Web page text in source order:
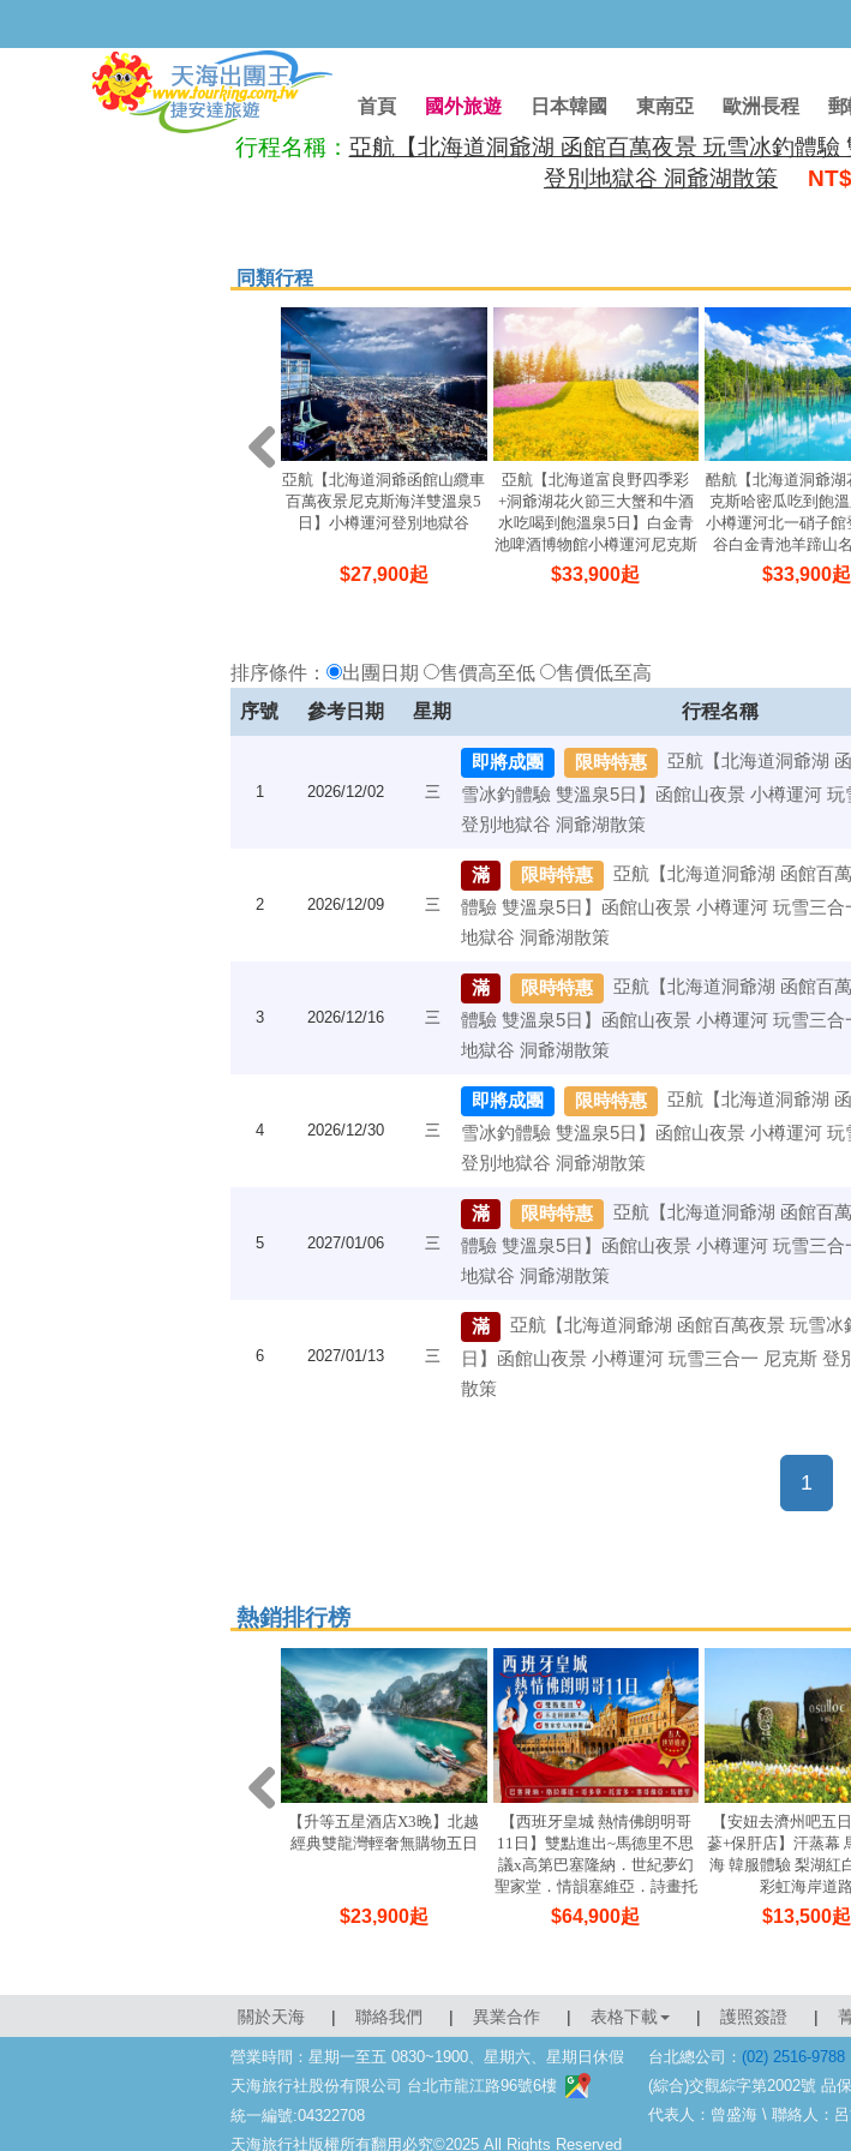
首頁 國外旅遊 日本韓國 東南亞 歐洲長程 郵
行程名稱： 亞航【北海道洞爺湖 函館百萬夜景 玩雪冰釣體
登別地獄谷 洞爺湖散策
同類行程
亞航【北海道洞爺函館山纜車
百萬夜景尼克斯海洋雙溫泉5
日】小樽運河登別地獄谷
$27,900起
亞航【北海道富良野四季彩
+洞爺湖花火節三大蟹和牛酒
水吃喝到飽溫泉5日】白金青
池啤酒博物館小樽運河尼克斯
海洋公園
$33,900起
酷航【北海道洞爺湖
克斯哈密瓜吃到飽溫
小樽運河北一硝子館
谷白金青池羊蹄山
$33,900起
排序條件： 出團日期 售價高至低
售價低至高
序號
參考日期 星期 行程名稱
1 2026/12/02 三
即將成團 限時特惠
亞航【北海道洞爺湖
雪冰釣體驗 雙溫泉5日】函館山夜景 小樽運河
登別地獄谷 洞爺湖散策
2 2026/12/09 三
滿 限時特惠
亞航【北海道洞爺湖 函館百
體驗 雙溫泉5日】函館山夜景 小樽運河 玩雪三合
地獄谷 洞爺湖散策
3 2026/12/16 三
滿 限時特惠
亞航【北海道洞爺湖 函館百
體驗 雙溫泉5日】函館山夜景 小樽運河 玩雪三合
地獄谷 洞爺湖散策
4 2026/12/30 三
即將成團 限時特惠
亞航【北海道洞爺湖
雪冰釣體驗 雙溫泉5日】函館山夜景 小樽運河
登別地獄谷 洞爺湖散策
5 2027/01/06 三
滿 限時特惠
亞航【北海道洞爺湖 函館百
體驗 雙溫泉5日】函館山夜景 小樽運河 玩雪三合
地獄谷 洞爺湖散策
6 2027/01/13 三
滿
亞航【北海道洞爺湖 函館百萬夜景 玩雪冰
日】函館山夜景 小樽運河 玩雪三合一 尼克斯 登
散策
1
熱銷排行榜
【升等五星酒店X3晚】北越
經典雙龍灣輕奢無購物五日
$23,900起
【西班牙皇城 熱情佛朗明哥
11日】雙點進出~馬德里不思
議x高第巴塞隆納．世紀夢幻
聖家堂．情韻塞維亞．詩畫托
雷多．花韻哥多華
$64,900起
【安妞去濟州吧五
蔘+保肝店】汗蒸幕
海 韓服體驗 梨湖紅
彩虹海岸道
$13,500起
關於天海 | 聯絡我們 | 異業合作 | 表格下載 | 護照簽證 |
營業時間：星期一至五 0830~1900、星期六、星期日休假
天海旅行社股份有限公司 台北市龍江路96號6樓
統一編號:04322708
天海旅行社版權所有翻用必究©2025 All Rights Reserved
台北總公司： (02) 2516-9788
(綜合)交觀綜字第2002號 品
代表人：曾盛海 \ 聯絡人：呂